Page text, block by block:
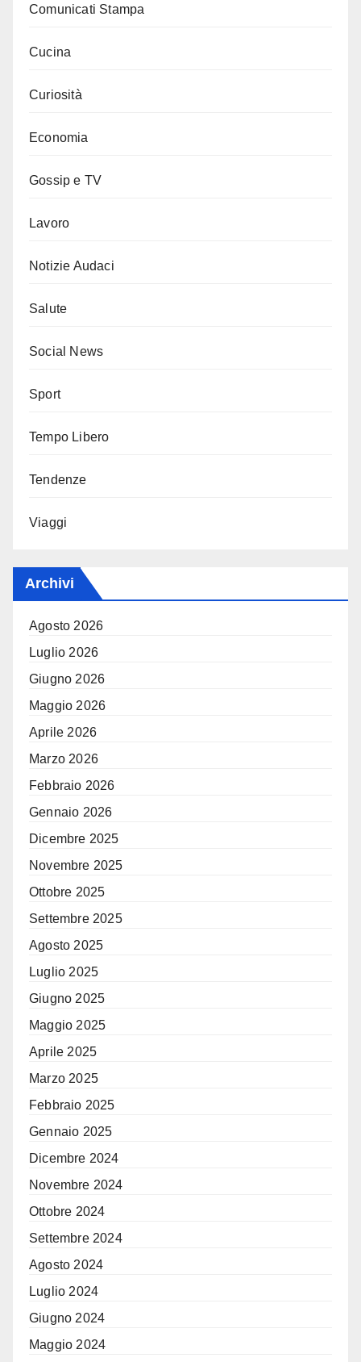
Comunicati Stampa
Cucina
Curiosità
Economia
Gossip e TV
Lavoro
Notizie Audaci
Salute
Social News
Sport
Tempo Libero
Tendenze
Viaggi
Archivi
Agosto 2026
Luglio 2026
Giugno 2026
Maggio 2026
Aprile 2026
Marzo 2026
Febbraio 2026
Gennaio 2026
Dicembre 2025
Novembre 2025
Ottobre 2025
Settembre 2025
Agosto 2025
Luglio 2025
Giugno 2025
Maggio 2025
Aprile 2025
Marzo 2025
Febbraio 2025
Gennaio 2025
Dicembre 2024
Novembre 2024
Ottobre 2024
Settembre 2024
Agosto 2024
Luglio 2024
Giugno 2024
Maggio 2024